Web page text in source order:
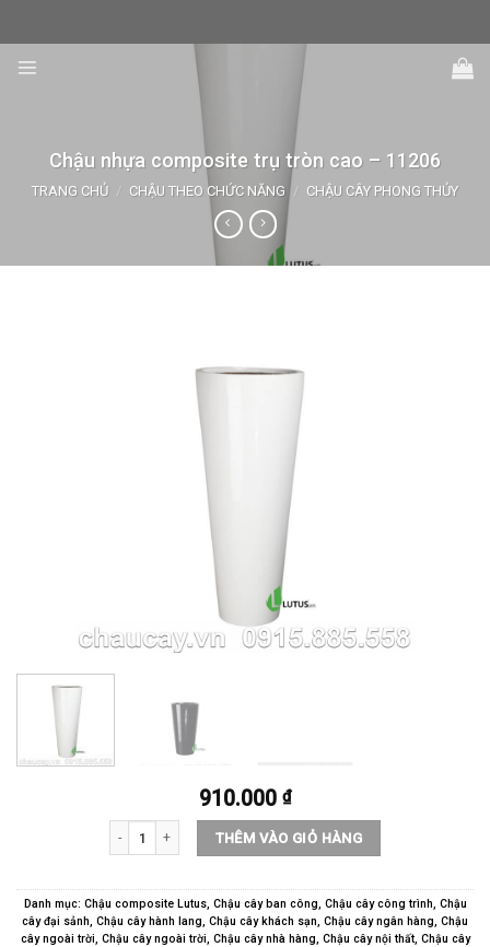
Chậu nhựa composite trụ tròn cao – 11206
TRANG CHỦ / CHẬU THEO CHỨC NĂNG / CHẬU CÂY PHONG THỦY
910.000 ₫
Chậu nhựa composite trụ tròn cao - 11206 số lượng
THÊM VÀO GIỎ HÀNG
Danh mục: Chậu composite Lutus, Chậu cây ban công, Chậu cây công trình, Chậu
cây đại sảnh, Chậu cây hành lang, Chậu cây khách sạn, Chậu cây ngân hàng, Chậu
cây ngoài trời, Chậu cây ngoài trời, Chậu cây nhà hàng, Chậu cây nội thất, Chậu cây